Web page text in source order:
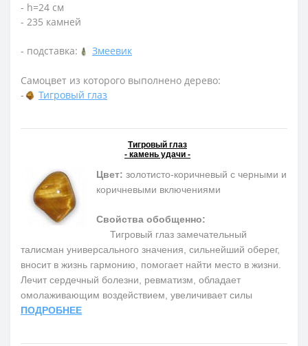
- h=24 см
- 235 камней
- подставка: Змеевик
Самоцвет из которого выполнено дерево:
-
Тигровый глаз
Тигровый глаз
- камень удачи -
Цвет: золотисто-коричневый с черными и
коричневыми включениями
Свойства обобщенно:
Тигровый глаз замечательный
талисман универсального значения, сильнейший оберег,
вносит в жизнь гармонию, помогает найти место в жизни.
Лечит сердечный болезни, ревматизм, обладает
омолаживающим воздействием, увеличивает силы
ПОДРОБНЕЕ